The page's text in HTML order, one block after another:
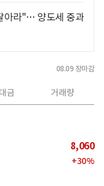
아라"… 양도세 중과
08.09 장마감
금 거래량
8,060
+30%